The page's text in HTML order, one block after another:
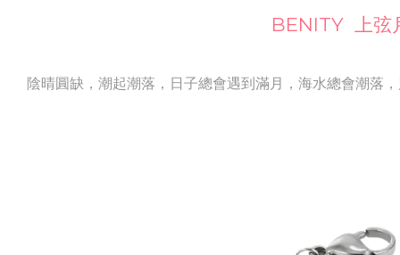
BENITY 上弦
陰晴圓缺，潮起潮落，日子總會遇到滿月，海水總會潮落